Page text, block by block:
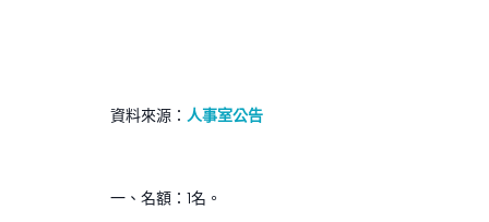
資料來源： 人事室公告
一、名額：1名。